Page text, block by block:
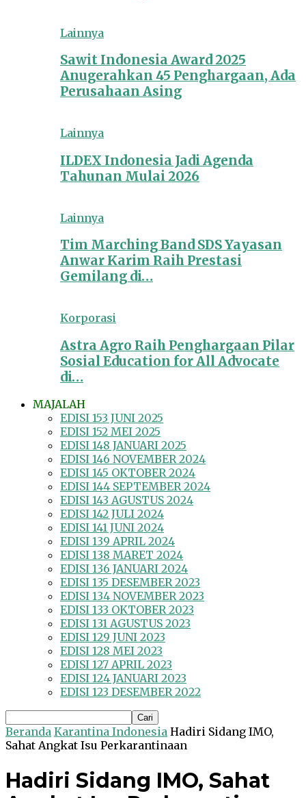
Lainnya
Sawit Indonesia Award 2025
Anugerahkan 45 Penghargaan, Ada
Perusahaan Asing
Lainnya
ILDEX Indonesia Jadi Agenda
Tahunan Mulai 2026
Lainnya
Tim Marching Band SDS Yayasan
Anwar Karim Raih Prestasi
Gemilang di…
Korporasi
Astra Agro Raih Penghargaan Pilar
Sosial Education for All Advocate
di…
MAJALAH
EDISI 153 JUNI 2025
EDISI 152 MEI 2025
EDISI 148 JANUARI 2025
EDISI 146 NOVEMBER 2024
EDISI 145 OKTOBER 2024
EDISI 144 SEPTEMBER 2024
EDISI 143 AGUSTUS 2024
EDISI 142 JULI 2024
EDISI 141 JUNI 2024
EDISI 139 APRIL 2024
EDISI 138 MARET 2024
EDISI 136 JANUARI 2024
EDISI 135 DESEMBER 2023
EDISI 134 NOVEMBER 2023
EDISI 133 OKTOBER 2023
EDISI 131 AGUSTUS 2023
EDISI 129 JUNI 2023
EDISI 128 MEI 2023
EDISI 127 APRIL 2023
EDISI 124 JANUARI 2023
EDISI 123 DESEMBER 2022
Beranda Karantina Indonesia Hadiri Sidang IMO,
Sahat Angkat Isu Perkarantinaan
Hadiri Sidang IMO, Sahat